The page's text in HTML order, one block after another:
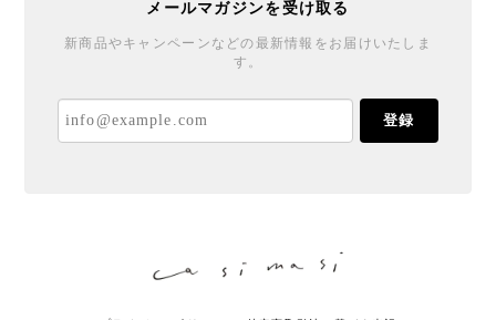
メールマガジンを受け取る
新商品やキャンペーンなどの最新情報をお届けいたしま
す。
登録